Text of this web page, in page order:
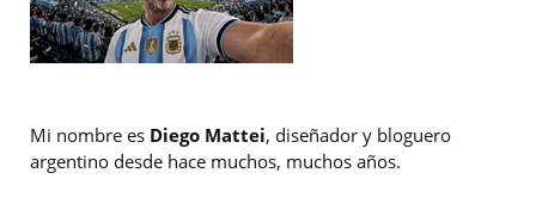
Mi nombre es Diego Mattei, diseñador y bloguero
argentino desde hace muchos, muchos años.